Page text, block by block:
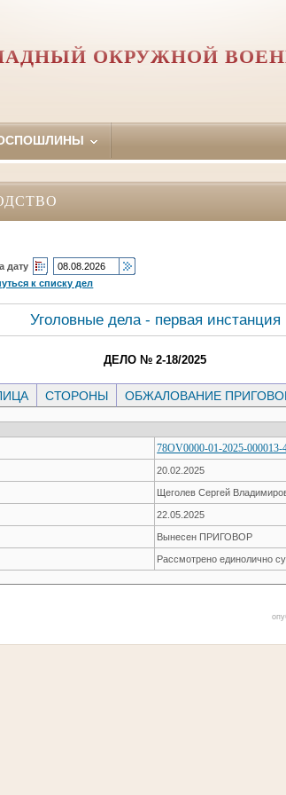
ОКРУЖНОЙ
дату
к списку дел
Уголовные дела - первая инстанция
ДЕЛО № 2-18/2025
СТОРОНЫ ОБЖАЛОВАНИЕ
78OV0000-01-2025-000013-
20.02.2025
Щеголев Сергей
22.05.2025
Вынесен ПРИГОВОР
Рассмотрено единолично